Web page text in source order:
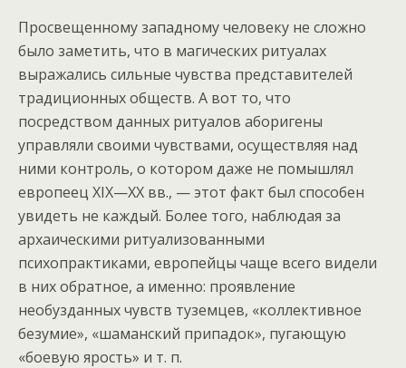
Просвещенному западному человеку не сложно
было заметить, что в магических ритуалах
выражались сильные чувства представителей
традиционных обществ. А вот то, что
посредством данных ритуалов аборигены
управляли своими чувствами, осуществляя над
ними контроль, о котором даже не помышлял
европеец XIX—XX вв., — этот факт был способен
увидеть не каждый. Более того, наблюдая за
архаическими ритуализованными
психопрактиками, европейцы чаще всего видели
в них обратное, а именно: проявление
необузданных чувств туземцев, «коллективное
безумие», «шаманский припадок», пугающую
«боевую ярость» и т. п.